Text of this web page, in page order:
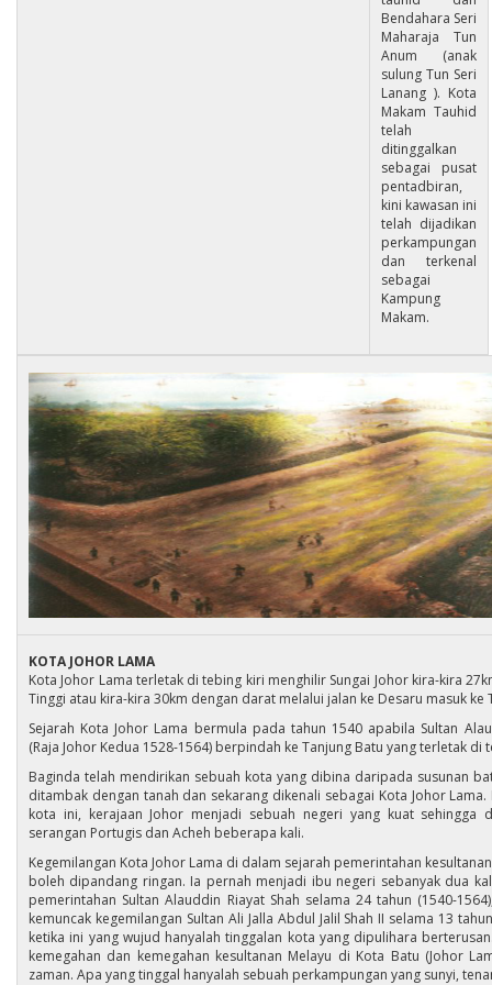
Bendahara Seri
Maharaja Tun
Anum (anak
sulung Tun Seri
Lanang ). Kota
Makam Tauhid
telah
ditinggalkan
sebagai pusat
pentadbiran,
kini kawasan ini
telah dijadikan
perkampungan
dan terkenal
sebagai
Kampung
Makam.
KOTA JOHOR LAMA
Kota Johor Lama terletak di tebing kiri menghilir Sungai Johor kira-kira
Tinggi atau kira-kira 30km dengan darat melalui jalan ke Desaru masuk ke
Sejarah Kota Johor Lama bermula pada tahun 1540 apabila Sultan
(Raja Johor Kedua 1528-1564) berpindah ke Tanjung Batu yang terletak di
Baginda telah mendirikan sebuah kota yang dibina daripada susunan
ditambak dengan tanah dan sekarang dikenali sebagai Kota Johor
kota ini, kerajaan Johor menjadi sebuah negeri yang kuat sehingga
serangan Portugis dan Acheh beberapa kali.
Kegemilangan Kota Johor Lama di dalam sejarah pemerintahan
boleh dipandang ringan. Ia pernah menjadi ibu negeri sebanyak dua
pemerintahan Sultan Alauddin Riayat Shah selama 24 tahun (1540-
kemuncak kegemilangan Sultan Ali Jalla Abdul Jalil Shah II selama 13
ketika ini yang wujud hanyalah tinggalan kota yang dipulihara
kemegahan dan kemegahan kesultanan Melayu di Kota Batu (Johor
zaman. Apa yang tinggal hanyalah sebuah perkampungan yang sunyi,